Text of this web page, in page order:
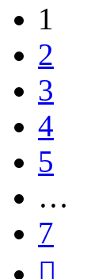
1
2
3
4
5
…
7